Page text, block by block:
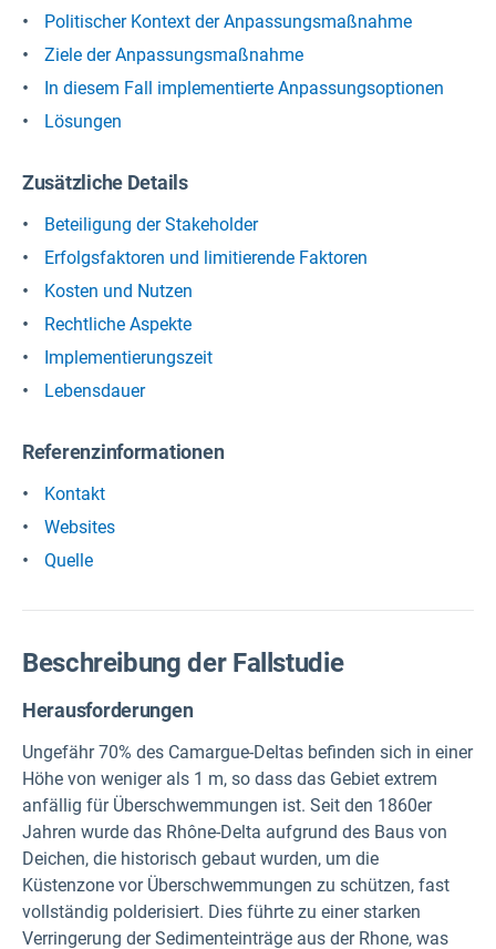
Politischer Kontext der Anpassungsmaßnahme
Ziele der Anpassungsmaßnahme
In diesem Fall implementierte Anpassungsoptionen
Lösungen
Zusätzliche Details
Beteiligung der Stakeholder
Erfolgsfaktoren und limitierende Faktoren
Kosten und Nutzen
Rechtliche Aspekte
Implementierungszeit
Lebensdauer
Referenzinformationen
Kontakt
Websites
Quelle
Beschreibung der Fallstudie
Herausforderungen
Ungefähr 70% des Camargue-Deltas befinden sich in einer
Höhe von weniger als 1 m, so dass das Gebiet extrem
anfällig für Überschwemmungen ist. Seit den 1860er
Jahren wurde das Rhône-Delta aufgrund des Baus von
Deichen, die historisch gebaut wurden, um die
Küstenzone vor Überschwemmungen zu schützen, fast
vollständig polderisiert. Dies führte zu einer starken
Verringerung der Sedimenteinträge aus der Rhone, was